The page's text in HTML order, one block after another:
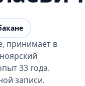
принимает в
33 года.
записи.